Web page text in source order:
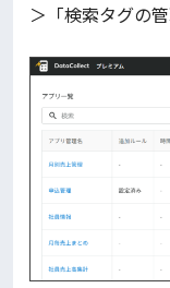
＞「検索タグの